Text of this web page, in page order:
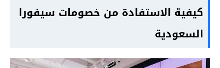
كيفية الاستفادة من خصومات سيفورا
السعودية